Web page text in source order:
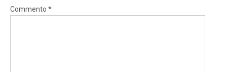
Commento *